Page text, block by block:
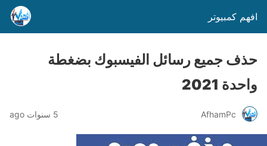
افهم كمبيوتر
حذف جميع رسائل الفيسبوك بضغطة
واحدة 2021
AfhamPc 5 سنوات ago